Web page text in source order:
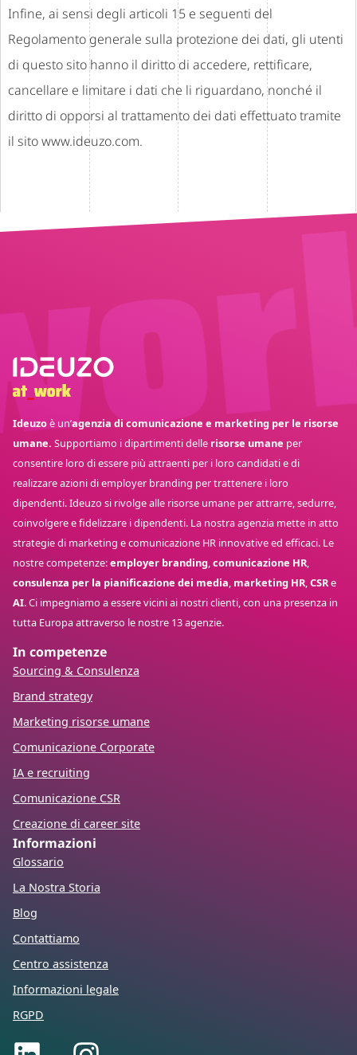
Infine, ai sensi degli articoli 15 e seguenti del
Regolamento generale sulla protezione dei dati, gli utenti
di questo sito hanno il diritto di accedere, rettificare,
cancellare e limitare i dati che li riguardano, nonché il
diritto di opporsi al trattamento dei dati effettuato tramite
il sito www.ideuzo.com.
Ideuzoè un’agenzia di comunicazione e marketing per le risorse
umane. Supportiamo i dipartimenti delle risorse umane per
consentire loro di essere più attraenti per i loro candidati e di
realizzare azioni di employer branding per trattenere i loro
dipendenti. Ideuzo si rivolge alle risorse umane per attrarre, sedurre,
coinvolgere e fidelizzare i dipendenti. La nostra agenzia mette in atto
strategie di marketing e comunicazione HR innovative ed efficaci. Le
nostre competenze:employer branding,comunicazione HR,
consulenza per la pianificazione dei media, marketing HR,CSRe
AI. Ci impegniamo a essere vicini ai nostri clienti, con una presenza in
tutta Europa attraverso le nostre 13 agenzie.
In competenze
Sourcing & Consulenza
Brand strategy
Marketing risorse umane
Comunicazione Corporate
IA e recruiting
Comunicazione CSR
Creazione di career site
Informazioni
Glossario
La Nostra Storia
Blog
Contattiamo
Centro assistenza
Informazioni legale
RGPD